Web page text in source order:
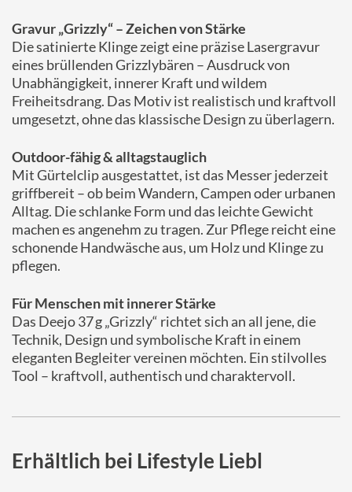
Gravur „Grizzly“ – Zeichen von Stärke
Die satinierte Klinge zeigt eine präzise Lasergravur
eines brüllenden Grizzlybären – Ausdruck von
Unabhängigkeit, innerer Kraft und wildem
Freiheitsdrang. Das Motiv ist realistisch und kraftvoll
umgesetzt, ohne das klassische Design zu überlagern.
Outdoor-fähig & alltagstauglich
Mit Gürtelclip ausgestattet, ist das Messer jederzeit
griffbereit – ob beim Wandern, Campen oder urbanen
Alltag. Die schlanke Form und das leichte Gewicht
machen es angenehm zu tragen. Zur Pflege reicht eine
schonende Handwäsche aus, um Holz und Klinge zu
pflegen.
Für Menschen mit innerer Stärke
Das Deejo 37 g „Grizzly“ richtet sich an all jene, die
Technik, Design und symbolische Kraft in einem
eleganten Begleiter vereinen möchten. Ein stilvolles
Tool – kraftvoll, authentisch und charaktervoll.
Erhältlich bei Lifestyle Liebl